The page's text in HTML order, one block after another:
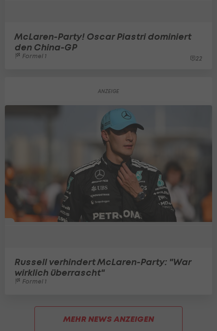
McLaren-Party! Oscar Piastri dominiert
den China-GP
Formel 1 22
Russell verhindert McLaren-Party: "War
wirklich überrascht"
Formel 1
MEHR NEWS ANZEIGEN